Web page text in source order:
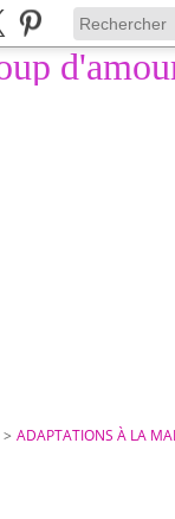
> ADAPTATIONS À LA